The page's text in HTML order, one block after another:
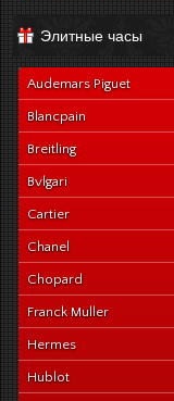
navy-alligator-en
Элитные часы
Audemars Piguet
Blancpain
Breitling
Bvlgari
Cartier
Chanel
Chopard
Franck Muller
Hermes
Hublot